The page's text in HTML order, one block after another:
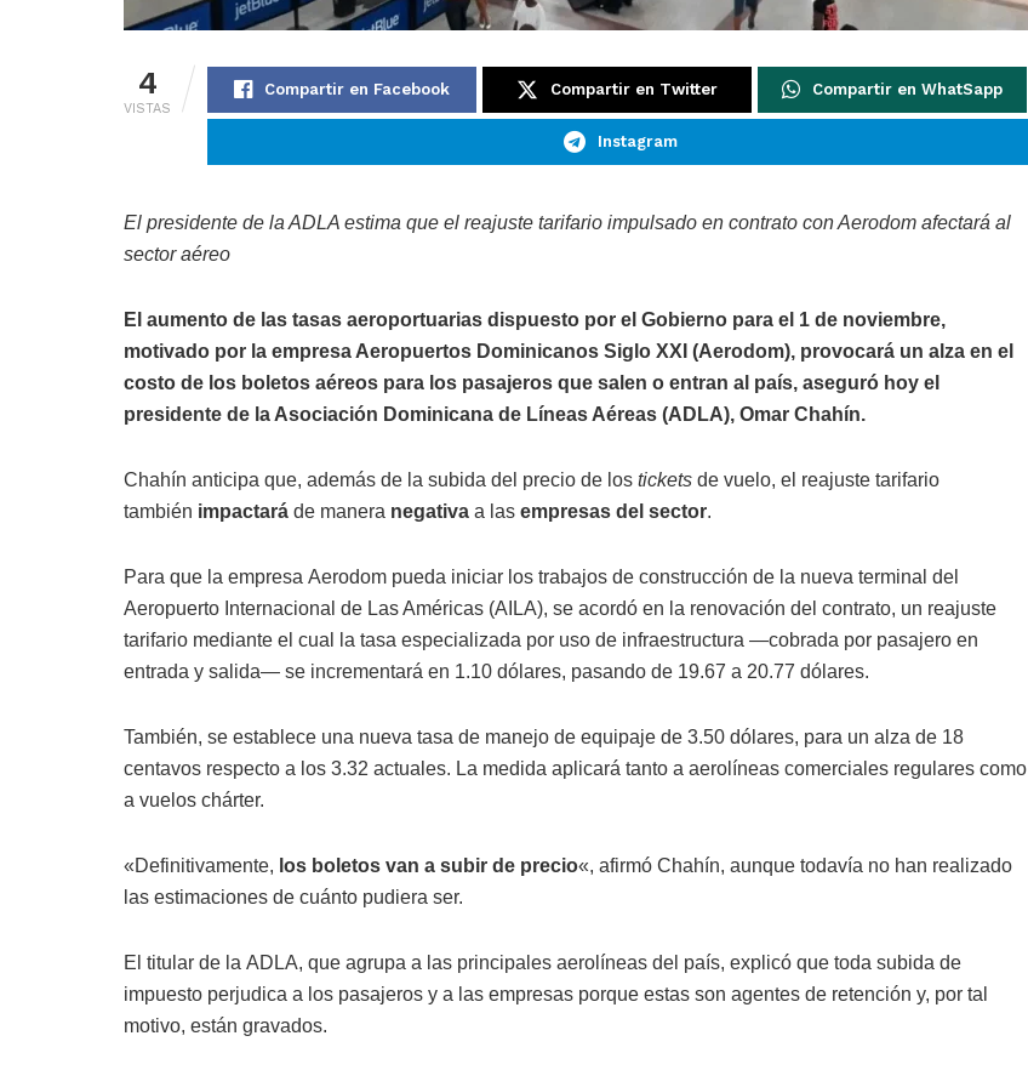
4
VISTAS
Compartir en Facebook Compartir en Twitter Compartir en WhatSapp
Instagram
El presidente de la ADLA estima que el reajuste tarifario impulsado en contrato con Aerodom afectará al
sector aéreo
El aumento de las tasas aeroportuarias dispuesto por el Gobierno para el 1 de noviembre,
motivado por la empresa Aeropuertos Dominicanos Siglo XXI (Aerodom), provocará un alza en el
costo de los boletos aéreos para los pasajeros que salen o entran al país, aseguró hoy el
presidente de la Asociación Dominicana de Líneas Aéreas (ADLA), Omar Chahín.
Chahín anticipa que, además de la subida del precio de los tickets de vuelo, el reajuste tarifario
también impactará de manera negativa a las empresas del sector.
Para que la empresa Aerodom pueda iniciar los trabajos de construcción de la nueva terminal del
Aeropuerto Internacional de Las Américas (AILA), se acordó en la renovación del contrato, un reajuste
tarifario mediante el cual la tasa especializada por uso de infraestructura —cobrada por pasajero en
entrada y salida— se incrementará en 1.10 dólares, pasando de 19.67 a 20.77 dólares.
También, se establece una nueva tasa de manejo de equipaje de 3.50 dólares, para un alza de 18
centavos respecto a los 3.32 actuales. La medida aplicará tanto a aerolíneas comerciales regulares como
a vuelos chárter.
«Definitivamente, los boletos van a subir de precio«, afirmó Chahín, aunque todavía no han realizado
las estimaciones de cuánto pudiera ser.
El titular de la ADLA, que agrupa a las principales aerolíneas del país, explicó que toda subida de
impuesto perjudica a los pasajeros y a las empresas porque estas son agentes de retención y, por tal
motivo, están gravados.